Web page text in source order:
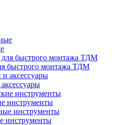
быстрого монтажа ТДМ
инструменты
инструменты